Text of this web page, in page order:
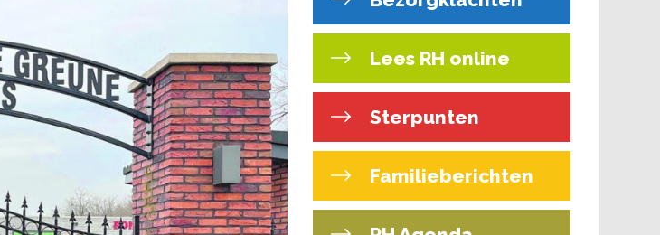
Lees RH online
Sterpunten
Familieberichten